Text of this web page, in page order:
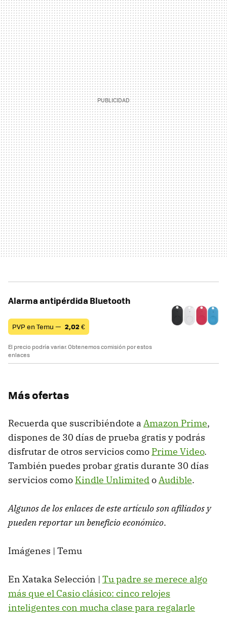
Alarma antipérdida Bluetooth
PVP en Temu — 2,02 €
El precio podría variar. Obtenemos comisión por estos
enlaces
Más ofertas
Recuerda que suscribiéndote a Amazon Prime,
dispones de 30 días de prueba gratis y podrás
disfrutar de otros servicios como Prime Video.
También puedes probar gratis durante 30 días
servicios como Kindle UnlimitedoAudible.
Algunos de los enlaces de este artículo son afiliados y
pueden reportar un beneficio económico.
Imágenes | Temu
En Xataka Selección | Tu padre se merece algo
más que el Casio clásico: cinco relojes
inteligentes con mucha clase para regalarle